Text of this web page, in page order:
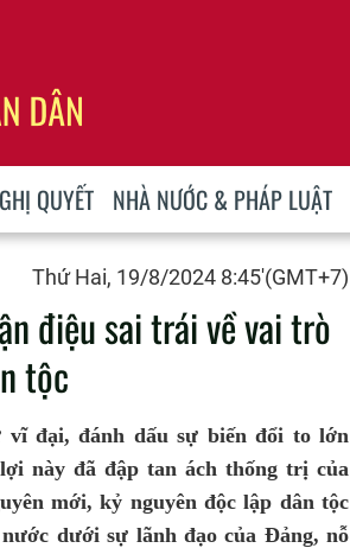
QUYẾT NHÀ NƯỚC & PHÁP LUẬT
Thứ Hai, 19/8/2024 8:45'(GMT+7)
điệu sai trái về vai trò
tộc
vĩ đại, đánh dấu sự biến đổi to lớn
này đã đập tan ách thống trị của
mới, kỷ nguyên độc lập dân tộc
dưới sự lãnh đạo của Đảng, nỗ